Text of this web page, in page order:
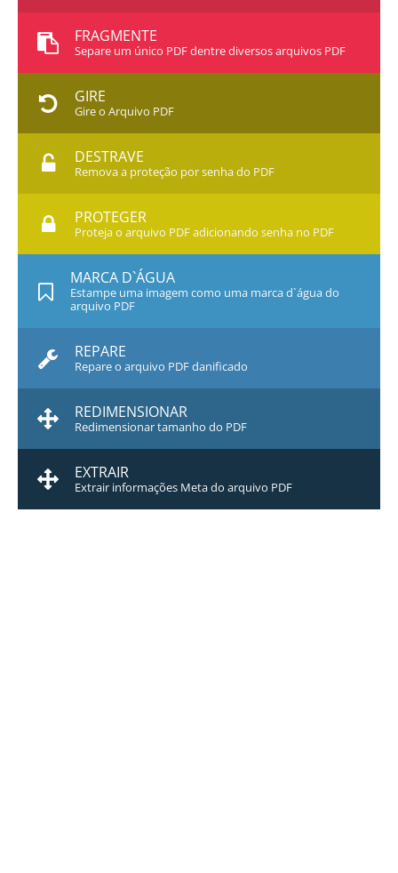
FRAGMENTE
Separe um único PDF dentre diversos arquivos PDF
GIRE
Gire o Arquivo PDF
DESTRAVE
Remova a proteção por senha do PDF
PROTEGER
Proteja o arquivo PDF adicionando senha no PDF
MARCA D`ÁGUA
Estampe uma imagem como uma marca d`água do
arquivo PDF
REPARE
Repare o arquivo PDF danificado
REDIMENSIONAR
Redimensionar tamanho do PDF
EXTRAIR
Extrair informações Meta do arquivo PDF